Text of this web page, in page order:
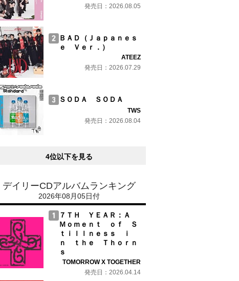
発売日：2026.08.05
ＢＡＤ（Ｊａｐａｎｅｓ
ｅ Ｖｅｒ．）
ATEEZ
発売日：2026.07.29
ＳＯＤＡ ＳＯＤＡ
TWS
発売日：2026.08.04
4位以下を見る
デイリーCDアルバムランキング
2026年08月05日付
７ＴＨ ＹＥＡＲ：Ａ
Ｍｏｍｅｎｔ ｏｆ Ｓ
ｔｉｌｌｎｅｓｓ ｉ
ｎ ｔｈｅ Ｔｈｏｒｎ
ｓ
TOMORROW X TOGETHER
発売日：2026.04.14